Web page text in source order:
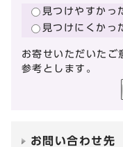
見つけやすかっ
見つけにくかっ
お寄せいただいたご
参考とします。
お問い合わせ先